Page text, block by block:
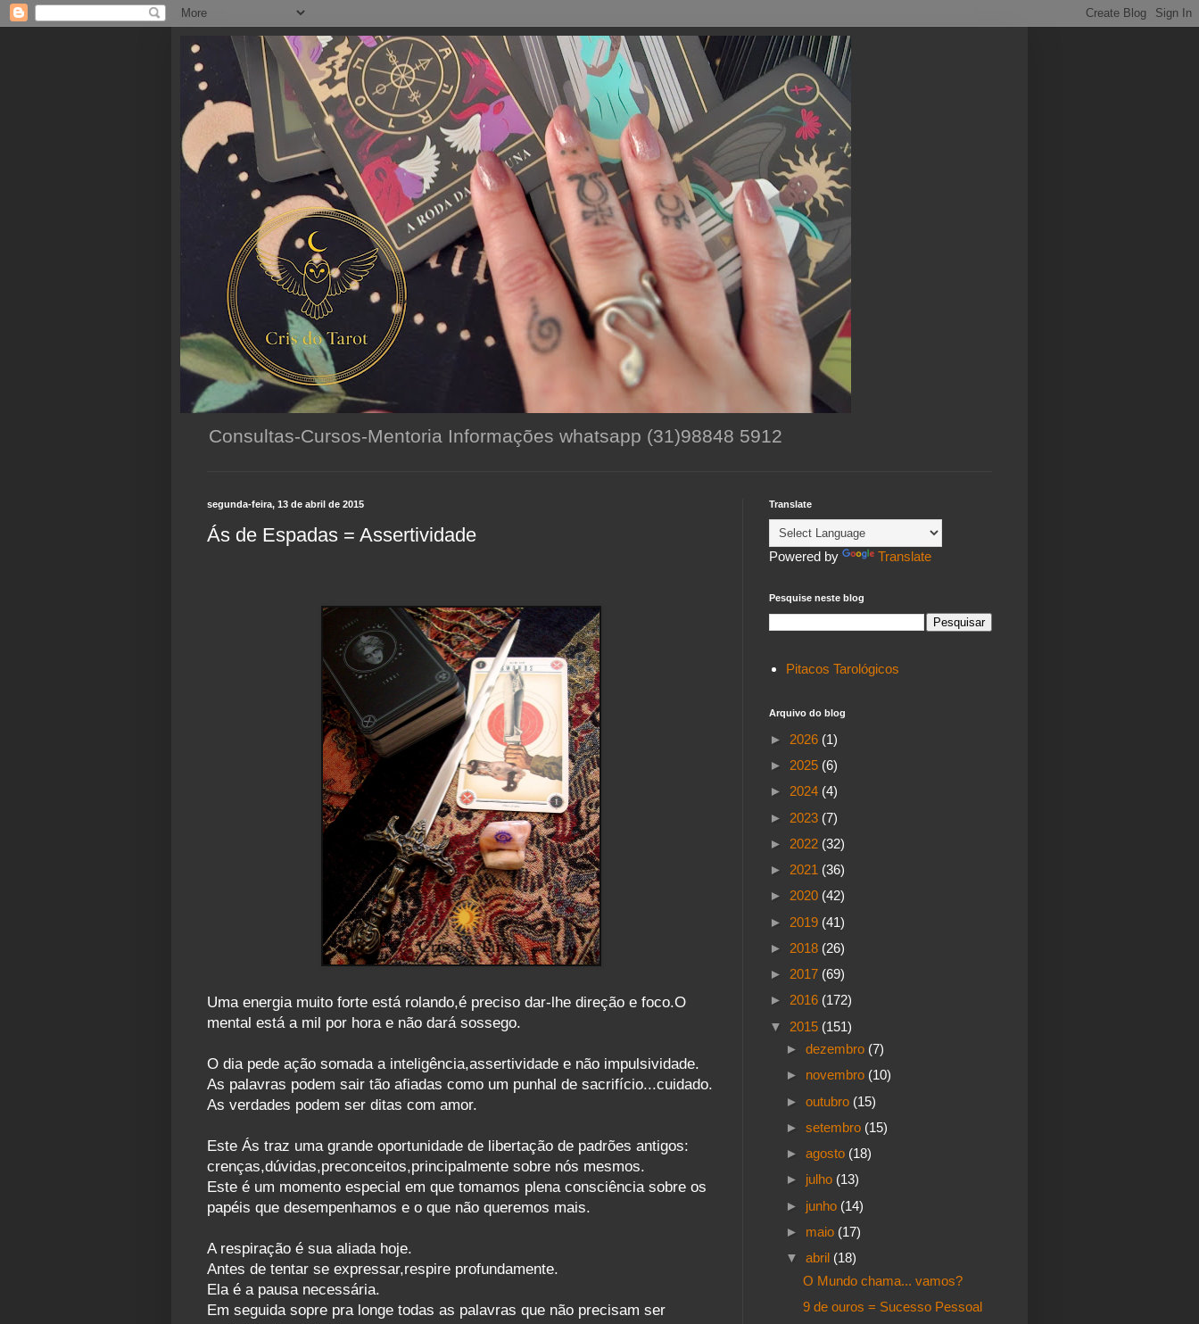
Consultas-Cursos-Mentoria Informações whatsapp (31)98848 5912
segunda-feira, 13 de abril de 2015
Ás de Espadas = Assertividade
Uma energia muito forte está rolando,é preciso dar-lhe direção e foco.O
mental está a mil por hora e não dará sossego.
O dia pede ação somada a inteligência,assertividade e não impulsividade.
As palavras podem sair tão afiadas como um punhal de sacrifício...cuidado.
As verdades podem ser ditas com amor.
Este Ás traz uma grande oportunidade de libertação de padrões antigos:
crenças,dúvidas,preconceitos,principalmente sobre nós mesmos.
Este é um momento especial em que tomamos plena consciência sobre os
papéis que desempenhamos e o que não queremos mais.
A respiração é sua aliada hoje.
Antes de tentar se expressar,respire profundamente.
Ela é a pausa necessária.
Em seguida sopre pra longe todas as palavras que não precisam ser
Translate
Powered by Translate
Pesquise neste blog
Pitacos Tarológicos
Arquivo do blog
► 2026 (1)
► 2025 (6)
► 2024 (4)
► 2023 (7)
► 2022 (32)
► 2021 (36)
► 2020 (42)
► 2019 (41)
► 2018 (26)
► 2017 (69)
► 2016 (172)
▼ 2015 (151)
► dezembro (7)
► novembro (10)
► outubro (15)
► setembro (15)
► agosto (18)
► julho (13)
► junho (14)
► maio (17)
▼ abril (18)
O Mundo chama... vamos?
9 de ouros = Sucesso Pessoal